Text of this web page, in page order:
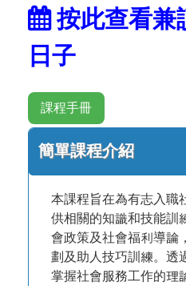
按此查看兼
日子
課程手冊
簡單課程介紹
本課程旨在為有志入職
供相關的知識和技能訓
會政策及社會福利導論
劃及助人技巧訓練。透
掌握社會服務工作的理